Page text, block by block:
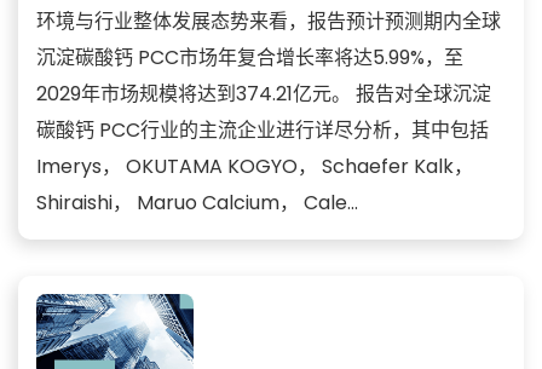
环境与行业整体发展态势来看，报告预计预测期内全球
沉淀碳酸钙 PCC市场年复合增长率将达5.99%，至
2029年市场规模将达到374.21亿元。 报告对全球沉淀
碳酸钙 PCC行业的主流企业进行详尽分析，其中包括
Imerys， OKUTAMA KOGYO， Schaefer Kalk，
Shiraishi， Maruo Calcium， Cale...